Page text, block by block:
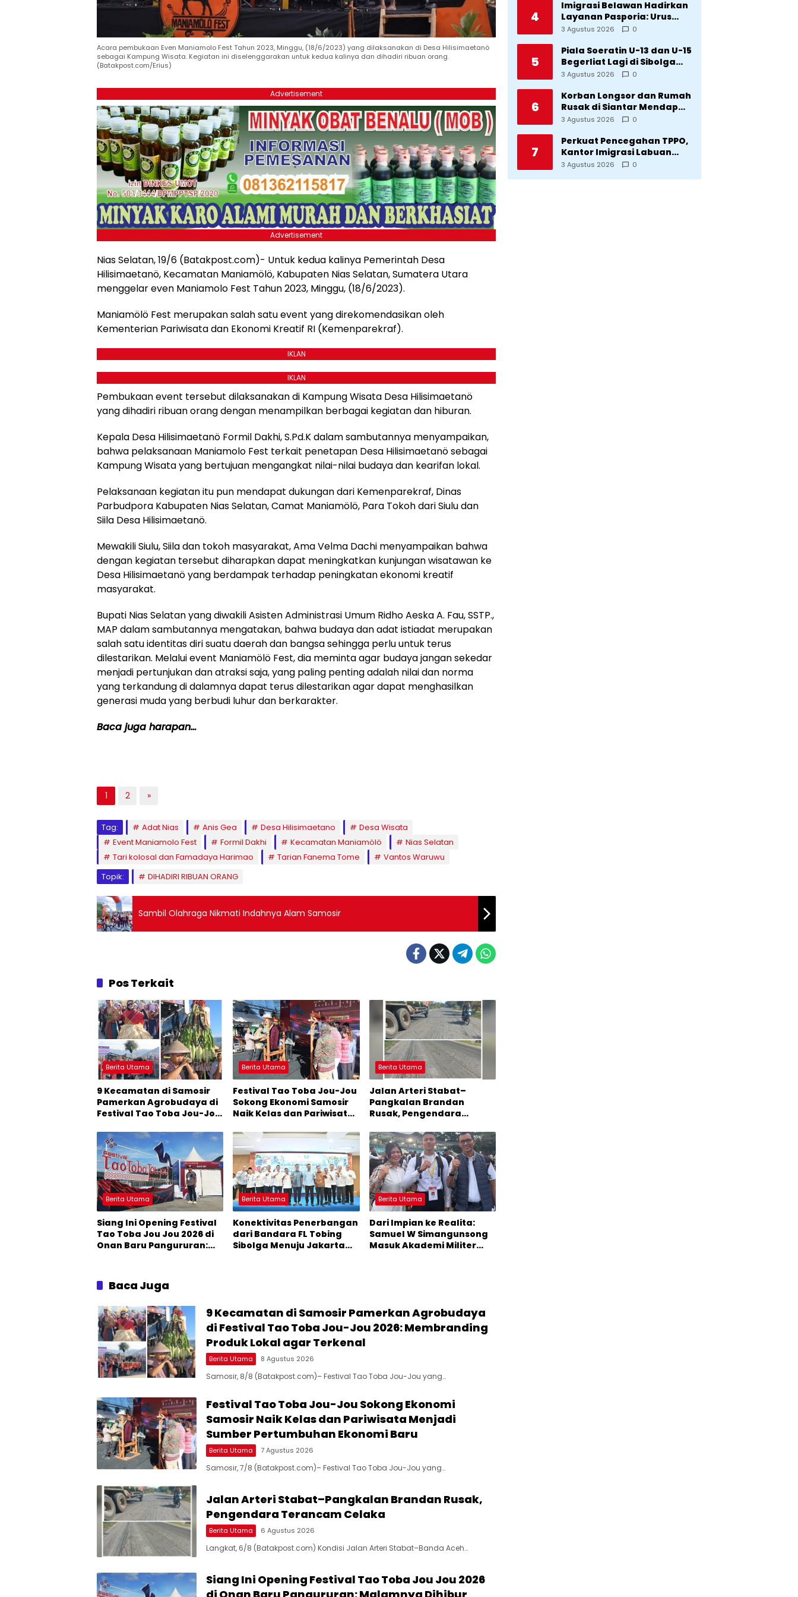
Acara pembukaan Even Maniamolo Fest Tahun 2023, Minggu, (18/6/2023) yang dilaksanakan di Desa Hilisimaetanö
sebagai Kampung Wisata. Kegiatan ini diselenggarakan untuk kedua kalinya dan dihadiri ribuan orang.
(Batakpost.com/Erius)
Advertisement
Advertisement
Nias Selatan, 19/6 (Batakpost.com)- Untuk kedua kalinya Pemerintah Desa
Hilisimaetanö, Kecamatan Maniamölö, Kabupaten Nias Selatan, Sumatera Utara
menggelar even Maniamolo Fest Tahun 2023, Minggu, (18/6/2023).
Maniamölö Fest merupakan salah satu event yang direkomendasikan oleh
Kementerian Pariwisata dan Ekonomi Kreatif RI (Kemenparekraf).
IKLAN
IKLAN
Pembukaan event tersebut dilaksanakan di Kampung Wisata Desa Hilisimaetanö
yang dihadiri ribuan orang dengan menampilkan berbagai kegiatan dan hiburan.
Kepala Desa Hilisimaetanö Formil Dakhi, S.Pd.K dalam sambutannya menyampaikan,
bahwa pelaksanaan Maniamolo Fest terkait penetapan Desa Hilisimaetanö sebagai
Kampung Wisata yang bertujuan mengangkat nilai-nilai budaya dan kearifan lokal.
Pelaksanaan kegiatan itu pun mendapat dukungan dari Kemenparekraf, Dinas
Parbudpora Kabupaten Nias Selatan, Camat Maniamölö, Para Tokoh dari Siulu dan
Siila Desa Hilisimaetanö.
Mewakili Siulu, Siila dan tokoh masyarakat, Ama Velma Dachi menyampaikan bahwa
dengan kegiatan tersebut diharapkan dapat meningkatkan kunjungan wisatawan ke
Desa Hilisimaetanö yang berdampak terhadap peningkatan ekonomi kreatif
masyarakat.
Bupati Nias Selatan yang diwakili Asisten Administrasi Umum Ridho Aeska A. Fau, SSTP.,
MAP dalam sambutannya mengatakan, bahwa budaya dan adat istiadat merupakan
salah satu identitas diri suatu daerah dan bangsa sehingga perlu untuk terus
dilestarikan. Melalui event Maniamölö Fest, dia meminta agar budaya jangan sekedar
menjadi pertunjukan dan atraksi saja, yang paling penting adalah nilai dan norma
yang terkandung di dalamnya dapat terus dilestarikan agar dapat menghasilkan
generasi muda yang berbudi luhur dan berkarakter.
Baca juga harapan…
1 2 »
Tag: Adat Nias Anis Gea Desa Hilisimaetano
Desa Wisata
Event Maniamolo Fest
Formil Dakhi Kecamatan Maniamölö
Nias Selatan
Tari kolosal dan Famadaya Harimao
Tarian Fanema Tome
Vantos Waruwu
Topik:
DIHADIRI RIBUAN ORANG
Sambil Olahraga Nikmati Indahnya Alam Samosir
Pos Terkait
Berita Utama
9 Kecamatan di Samosir
Pamerkan Agrobudaya di
Festival Tao Toba Jou-Jou
Produk Lokal agar
Terkenal
Berita Utama
Festival Tao Toba Jou-Jou
Sokong Ekonomi Samosir
Naik Kelas dan Pariwisata
Pertumbuhan Ekonomi
Baru
Berita Utama
Jalan Arteri Stabat–
Pangkalan Brandan
Rusak, Pengendara
Berita Utama
Siang Ini Opening Festival
Tao Toba Jou Jou 2026 di
Onan Baru Pangururan:
Berita Utama
Konektivitas Penerbangan
dari Bandara FL Tobing
Sibolga Menuju Jakarta
Berita Utama
Dari Impian ke Realita:
Samuel W Simangunsong
Masuk Akademi Militer
Baca Juga
9 Kecamatan di Samosir Pamerkan Agrobudaya
di Festival Tao Toba Jou-Jou 2026: Membranding
Produk Lokal agar Terkenal
Berita Utama 8 Agustus 2026
Samosir, 8/8 (Batakpost.com)– Festival Tao Toba Jou-Jou yang…
Festival Tao Toba Jou-Jou Sokong Ekonomi
Samosir Naik Kelas dan Pariwisata Menjadi
Sumber Pertumbuhan Ekonomi Baru
Berita Utama 7 Agustus 2026
Samosir, 7/8 (Batakpost.com)– Festival Tao Toba Jou-Jou yang…
Jalan Arteri Stabat–Pangkalan Brandan Rusak,
Pengendara Terancam Celaka
Berita Utama 6 Agustus 2026
Langkat, 6/8 (Batakpost.com) Kondisi Jalan Arteri Stabat–Banda Aceh…
Siang Ini Opening Festival Tao Toba Jou Jou 2026
4
Imigrasi Belawan Hadirkan
Layanan Pasporia: Urus
Paspor di Hari Libur
3 Agustus 2026 0
5
Piala Soeratin U-13 dan U-15
Begerliat Lagi di Sibolga
Setelah Stadion Horas
3 Agustus 2026 0
6
Korban Longsor dan Rumah
Rusak di Siantar Mendapat
Bantuan dari Pemko
3 Agustus 2026 0
7
Perkuat Pencegahan TPPO,
Kantor Imigrasi Labuan
Bajo Hibahkan Motor
3 Agustus 2026 0